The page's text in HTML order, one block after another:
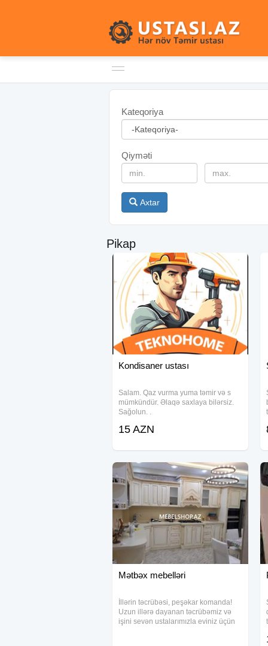
Kateqoriya
Qiyməti
Axtar
Pikap
Kondisaner ustası
Salam. Qaz vurma yuma təmir və s
mümkündür. Əlaqə saxlaya bilərsiz.
Sağolun. .
15 AZN
Mətbəx mebelləri
İllərin təcrübəsi, peşəkar komanda!
Uzun illərə dayanan təcrübəmiz və
işini sevən ustalarımızla eviniz üçün